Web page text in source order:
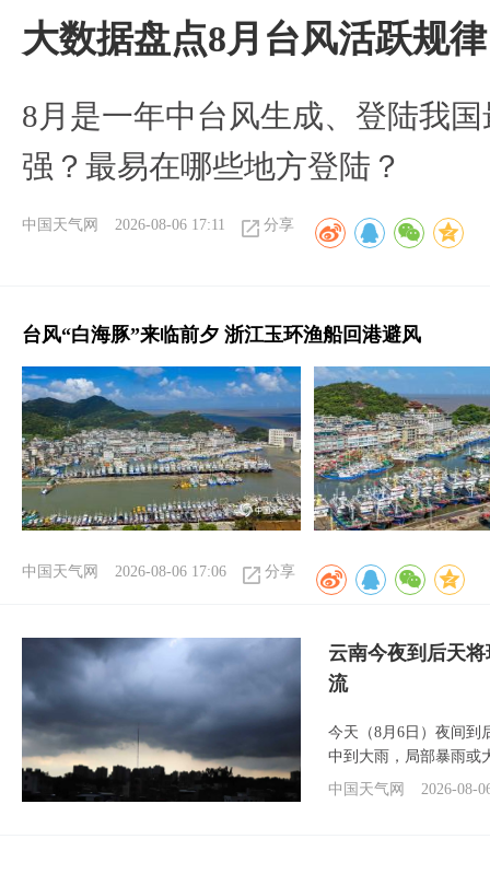
大数据盘点8月台风活跃规律
8月是一年中台风生成、登陆我
强？最易在哪些地方登陆？
中国天气网 2026-08-06 17:11 分享
台风“白海豚”来临前夕 浙江玉环渔船回港避风
中国天气网 2026-08-06 17:06 分享
云南今夜到后天
流
今天（8月6日）夜间到
中到大雨，局部暴雨或
中国天气网
2026-08-